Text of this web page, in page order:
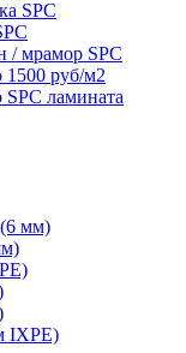
SPC
/ мрамор SPC
1500 руб/м2
ламината
(6 мм)
IXPE)